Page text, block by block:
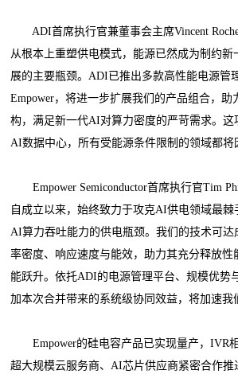
ADI首席执行官兼董事会主席Vincent
从根本上重塑供电模式，能源已然成为制约新
展的主要瓶颈。ADI已推出多款高性能电源管
Empower，将进一步扩展我们的产品组合，助
构，满足新一代AI对算力密度的严苛需求。
AI数据中心，所有受能源条件限制的领域都将
Empower Semiconductor首席执行官Tim
自成立以来，始终致力于攻克AI供电领域最棘
AI算力吞吐能力的供电瓶颈。我们的技术可
率密度、响应速度与能效，助力其充分释放性
能跃升。依托ADI的电源管理平台、规模优势
加本次合并带来的系统级协同效益，将加速我
Empower的硅电容产品已实现量产，IVR
超大规模云服务商、AI芯片供应商紧密合作